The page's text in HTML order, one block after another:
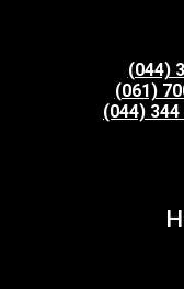
(044)
(061)
(044) 344